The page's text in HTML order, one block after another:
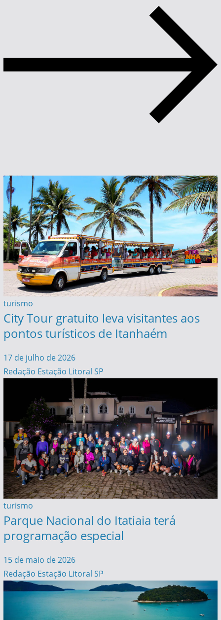
turismo
City Tour gratuito leva visitantes aos
pontos turísticos de Itanhaém
17 de julho de 2026
Redação Estação Litoral SP
turismo
Parque Nacional do Itatiaia terá
programação especial
15 de maio de 2026
Redação Estação Litoral SP